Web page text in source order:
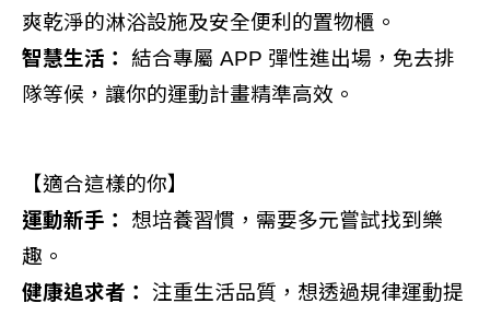
爽乾淨的淋浴設施及安全便利的置物櫃。
智慧生活：
結合專屬 APP 彈性進出場，免去排
隊等候，讓你的運動計畫精準高效。
【適合這樣的你】
運動新手：
想培養習慣，需要多元嘗試找到樂
趣。
健康追求者：
注重生活品質，想透過規律運動提